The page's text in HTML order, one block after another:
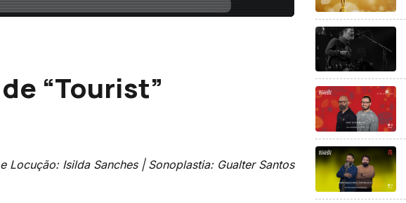
“Tourist”
Locução: Isilda Sanches| Sonoplastia: Gualter Santos